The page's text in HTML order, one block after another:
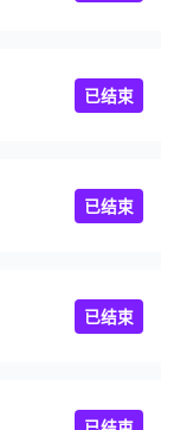
已结束
已结束
已结束